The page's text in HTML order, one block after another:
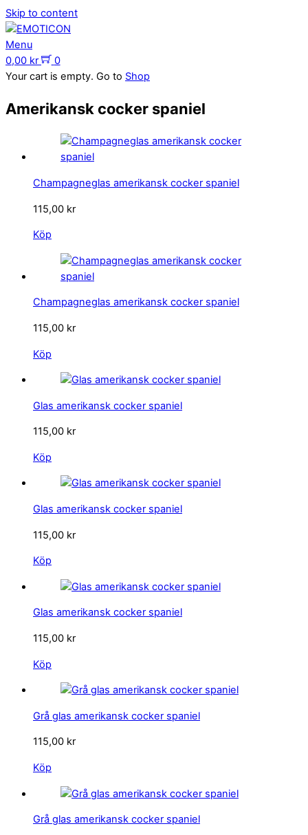
Skip to content
Menu
0,00 kr
0
Your cart is empty. Go to Shop
Amerikansk cocker spaniel
Champagneglas amerikansk cocker spaniel
115,00 kr
Köp
Champagneglas amerikansk cocker spaniel
115,00 kr
Köp
Glas amerikansk cocker spaniel
115,00 kr
Köp
Glas amerikansk cocker spaniel
115,00 kr
Köp
Glas amerikansk cocker spaniel
115,00 kr
Köp
Grå glas amerikansk cocker spaniel
115,00 kr
Köp
Grå glas amerikansk cocker spaniel